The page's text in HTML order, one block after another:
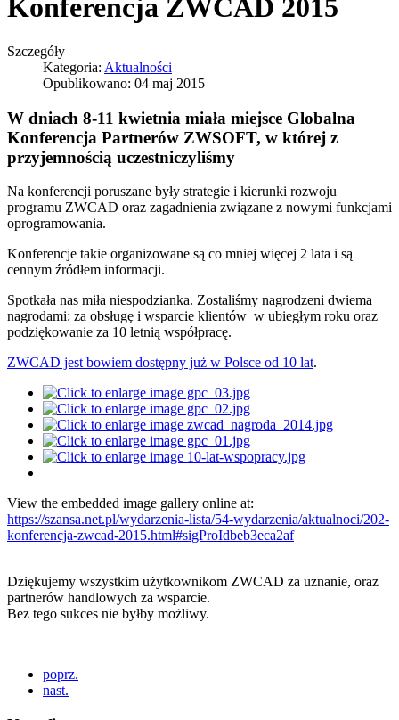
Konferencja ZWCAD 2015
Szczegóły
Kategoria: Aktualności
Opublikowano: 04 maj 2015
W dniach 8-11 kwietnia miała miejsce Globalna
Konferencja Partnerów ZWSOFT, w której z
przyjemnością uczestniczyliśmy
Na konferencji poruszane były strategie i kierunki rozwoju
programu ZWCAD oraz zagadnienia związane z nowymi funkcjami
oprogramowania.
Konferencje takie organizowane są co mniej więcej 2 lata i są
cennym źródłem informacji.
Spotkała nas miła niespodzianka. Zostaliśmy nagrodzeni dwiema
nagrodami: za obsługę i wsparcie klientów w ubiegłym roku oraz
podziękowanie za 10 letnią współpracę.
ZWCAD jest bowiem dostępny już w Polsce od 10 lat.
View the embedded image gallery online at:
https://szansa.net.pl/wydarzenia-lista/54-wydarzenia/aktualnoci/202-
konferencja-zwcad-2015.html#sigProIdbeb3eca2af
Dziękujemy wszystkim użytkownikom ZWCAD za uznanie, oraz
partnerów handlowych za wsparcie.
Bez tego sukces nie byłby możliwy.
poprz.
nast.